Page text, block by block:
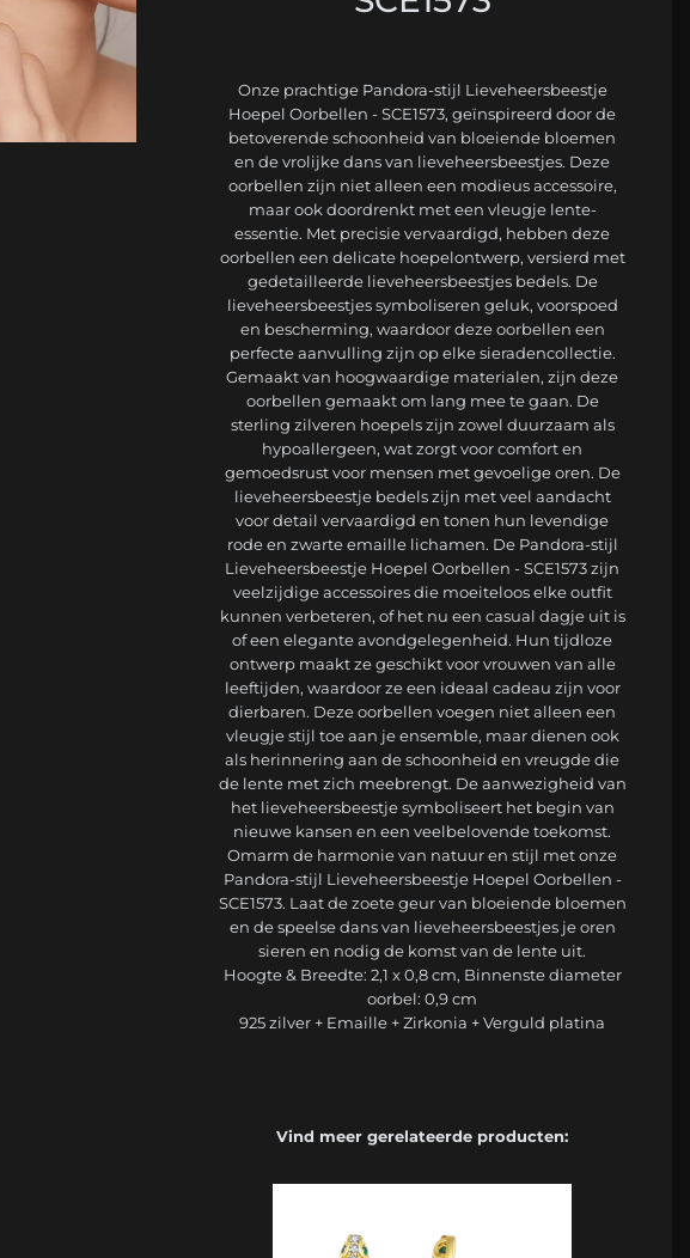
Onze prachtige Pandora-stijl Lieveheersbeestje
Hoepel Oorbellen - SCE1573, geïnspireerd door de
betoverende schoonheid van bloeiende bloemen
en de vrolijke dans van lieveheersbeestjes. Deze
oorbellen zijn niet alleen een modieus accessoire,
maar ook doordrenkt met een vleugje lente-
essentie. Met precisie vervaardigd, hebben deze
oorbellen een delicate hoepelontwerp, versierd met
gedetailleerde lieveheersbeestjes bedels. De
lieveheersbeestjes symboliseren geluk, voorspoed
en bescherming, waardoor deze oorbellen een
perfecte aanvulling zijn op elke sieradencollectie.
Gemaakt van hoogwaardige materialen, zijn deze
oorbellen gemaakt om lang mee te gaan. De
sterling zilveren hoepels zijn zowel duurzaam als
hypoallergeen, wat zorgt voor comfort en
gemoedsrust voor mensen met gevoelige oren. De
lieveheersbeestje bedels zijn met veel aandacht
voor detail vervaardigd en tonen hun levendige
rode en zwarte emaille lichamen. De Pandora-stijl
Lieveheersbeestje Hoepel Oorbellen - SCE1573 zijn
veelzijdige accessoires die moeiteloos elke outfit
kunnen verbeteren, of het nu een casual dagje uit is
of een elegante avondgelegenheid. Hun tijdloze
ontwerp maakt ze geschikt voor vrouwen van alle
leeftijden, waardoor ze een ideaal cadeau zijn voor
dierbaren. Deze oorbellen voegen niet alleen een
vleugje stijl toe aan je ensemble, maar dienen ook
als herinnering aan de schoonheid en vreugde die
de lente met zich meebrengt. De aanwezigheid van
het lieveheersbeestje symboliseert het begin van
nieuwe kansen en een veelbelovende toekomst.
Omarm de harmonie van natuur en stijl met onze
Pandora-stijl Lieveheersbeestje Hoepel Oorbellen -
SCE1573. Laat de zoete geur van bloeiende bloemen
en de speelse dans van lieveheersbeestjes je oren
sieren en nodig de komst van de lente uit.
Hoogte & Breedte: 2,1 x 0,8 cm, Binnenste diameter
oorbel: 0,9 cm
925 zilver + Emaille + Zirkonia + Verguld platina
Vind meer gerelateerde producten: